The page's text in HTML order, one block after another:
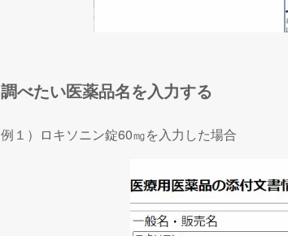
調べたい医薬品名を入力する
例１）ロキソニン錠60㎎を入力した場合